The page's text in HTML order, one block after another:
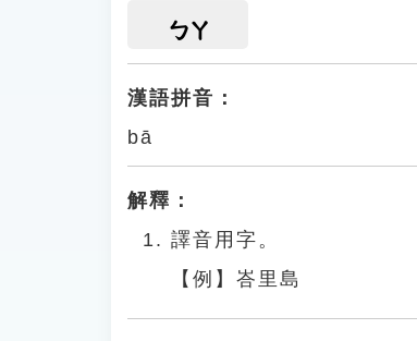
ㄅㄚ
漢語拼音：
bā
解釋：
譯音用字。
【例】峇里島